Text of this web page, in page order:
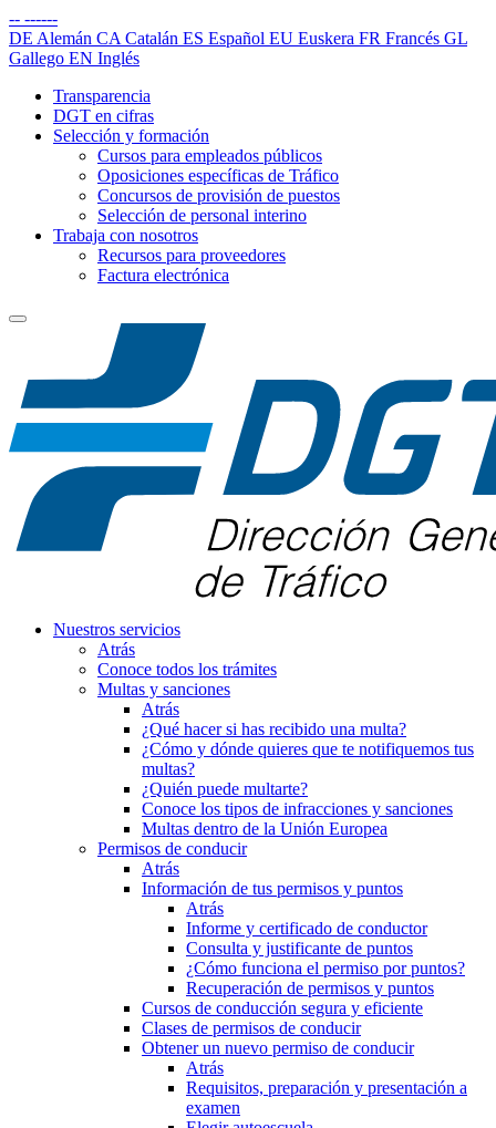
-- ------
DE Alemán CA Catalán ES Español EU Euskera FR Francés GL
Gallego EN Inglés
Transparencia
DGT en cifras
Selección y formación
Cursos para empleados públicos
Oposiciones específicas de Tráfico
Concursos de provisión de puestos
Selección de personal interino
Trabaja con nosotros
Recursos para proveedores
Factura electrónica
Nuestros servicios
Atrás
Conoce todos los trámites
Multas y sanciones
Atrás
¿Qué hacer si has recibido una multa?
¿Cómo y dónde quieres que te notifiquemos tus
multas?
¿Quién puede multarte?
Conoce los tipos de infracciones y sanciones
Multas dentro de la Unión Europea
Permisos de conducir
Atrás
Información de tus permisos y puntos
Atrás
Informe y certificado de conductor
Consulta y justificante de puntos
¿Cómo funciona el permiso por puntos?
Recuperación de permisos y puntos
Cursos de conducción segura y eficiente
Clases de permisos de conducir
Obtener un nuevo permiso de conducir
Atrás
Requisitos, preparación y presentación a
examen